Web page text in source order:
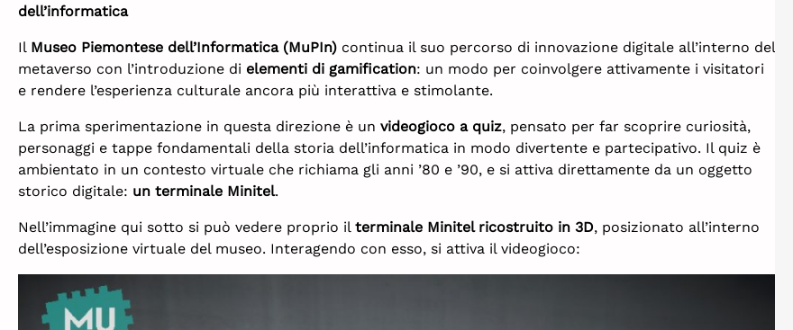
dell’informatica
Il Museo Piemontese dell’Informatica (MuPIn) continua il suo percorso di innovazione digitale all’interno del
metaverso con l’introduzione di elementi di gamification: un modo per coinvolgere attivamente i visitatori
e rendere l’esperienza culturale ancora più interattiva e stimolante.
La prima sperimentazione in questa direzione è un videogioco a quiz, pensato per far scoprire curiosità,
personaggi e tappe fondamentali della storia dell’informatica in modo divertente e partecipativo. Il quiz è
ambientato in un contesto virtuale che richiama gli anni ’80 e ’90, e si attiva direttamente da un oggetto
storico digitale: un terminale Minitel.
Nell’immagine qui sotto si può vedere proprio il terminale Minitel ricostruito in 3D, posizionato all’interno
dell’esposizione virtuale del museo. Interagendo con esso, si attiva il videogioco: